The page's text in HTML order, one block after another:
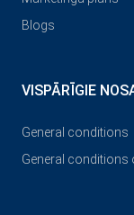
Blogs
VISPĀRĪGIE
General conditions
General conditions